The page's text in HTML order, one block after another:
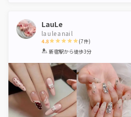
LauLe
la u le a nai l
4.8
1 2 3 4 5
(7件)
新宿駅から徒歩3分